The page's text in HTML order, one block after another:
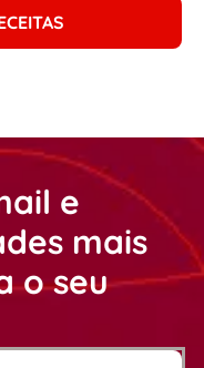
e
mais
o seu